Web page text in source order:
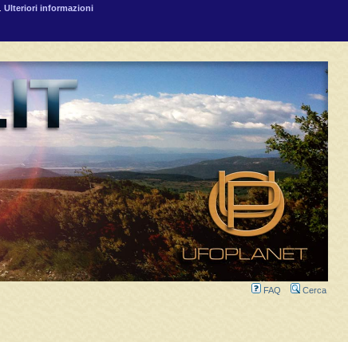
Ulteriori informazioni
FAQ Cerca